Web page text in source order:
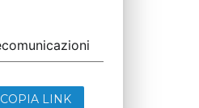
COPIA LINK